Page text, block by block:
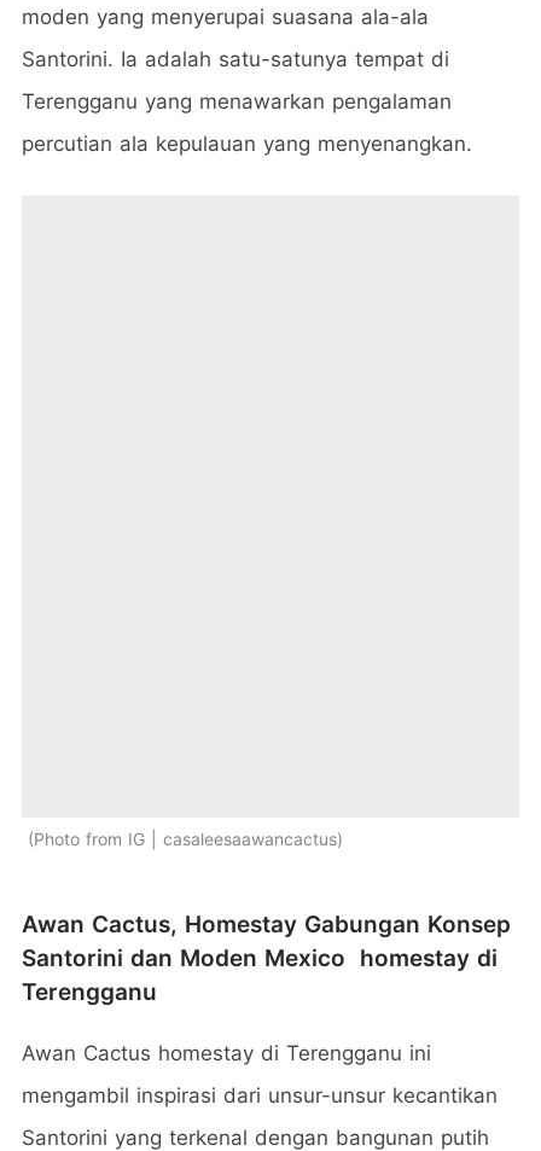
moden yang menyerupai suasana ala-ala
Santorini. Ia adalah satu-satunya tempat di
Terengganu yang menawarkan pengalaman
percutian ala kepulauan yang menyenangkan.
Photo from IG | casaleesaawancactus
Awan Cactus, Homestay Gabungan Konsep
Santorini dan Moden Mexico homestay di
Terengganu
Awan Cactus homestay di Terengganu ini
mengambil inspirasi dari unsur-unsur kecantikan
Santorini yang terkenal dengan bangunan putih